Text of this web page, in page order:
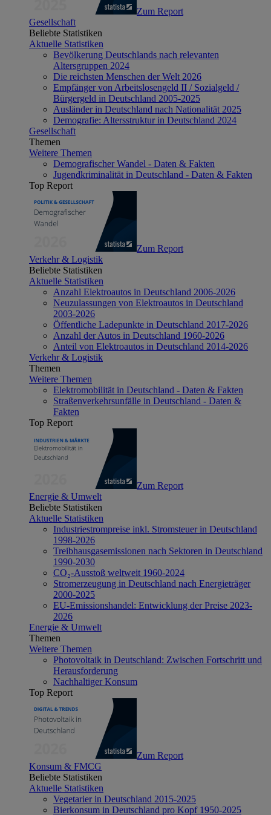
Zum Report
Gesellschaft
Beliebte Statistiken
Aktuelle Statistiken
Bevölkerung Deutschlands nach relevanten
Altersgruppen 2024
Die reichsten Menschen der Welt 2026
Empfänger von Arbeitslosengeld II / Sozialgeld /
Bürgergeld in Deutschland 2005-2025
Ausländer in Deutschland nach Nationalität 2025
Demografie: Altersstruktur in Deutschland 2024
Gesellschaft
Themen
Weitere Themen
Demografischer Wandel - Daten & Fakten
Jugendkriminalität in Deutschland - Daten & Fakten
Top Report
Zum Report
Verkehr & Logistik
Beliebte Statistiken
Aktuelle Statistiken
Anzahl Elektroautos in Deutschland 2006-2026
Neuzulassungen von Elektroautos in Deutschland
2003-2026
Öffentliche Ladepunkte in Deutschland 2017-2026
Anzahl der Autos in Deutschland 1960-2026
Anteil von Elektroautos in Deutschland 2014-2026
Verkehr & Logistik
Themen
Weitere Themen
Elektromobilität in Deutschland - Daten & Fakten
Straßenverkehrsunfälle in Deutschland - Daten &
Fakten
Top Report
Zum Report
Energie & Umwelt
Beliebte Statistiken
Aktuelle Statistiken
Industriestrompreise inkl. Stromsteuer in Deutschland
1998-2026
Treibhausgasemissionen nach Sektoren in Deutschland
1990-2030
CO₂-Ausstoß weltweit 1960-2024
Stromerzeugung in Deutschland nach Energieträger
2000-2025
EU-Emissionshandel: Entwicklung der Preise 2023-
2026
Energie & Umwelt
Themen
Weitere Themen
Photovoltaik in Deutschland: Zwischen Fortschritt und
Herausforderung
Nachhaltiger Konsum
Top Report
Zum Report
Konsum & FMCG
Beliebte Statistiken
Aktuelle Statistiken
Vegetarier in Deutschland 2015-2025
Bierkonsum in Deutschland pro Kopf 1950-2025